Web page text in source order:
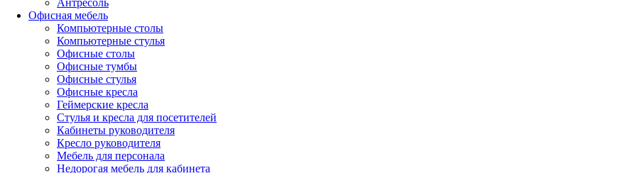
Офисная мебель
Компьютерные столы
Компьютерные стулья
Офисные столы
Офисные тумбы
Офисные стулья
Офисные кресла
Геймерские кресла
Стулья и кресла для посетителей
Кабинеты руководителя
Кресло руководителя
Мебель для персонала
Недорогая мебель для кабинета